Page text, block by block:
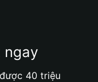
ngay
40 triệu